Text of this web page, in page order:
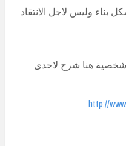
بناء وليس لاجل الانتقاد
شخصية هنا شرح لاحدى
http://